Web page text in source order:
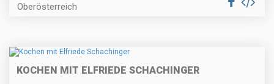
Oberösterreich
KOCHEN MIT ELFRIEDE SCHACHINGER